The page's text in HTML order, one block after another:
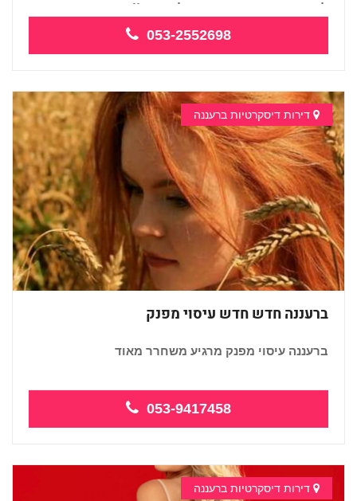
לעיסוי מקצועי ואיכותי מומלץ מאוד!! ממ...
053-2552698
דירות דיסקרטיות ברעננה
ברעננה חדש חדש עיסוי מפנק
ברעננה עיסוי מפנק מרגיע משחרר מאוד
053-9417458
דירות דיסקרטיות ברעננה